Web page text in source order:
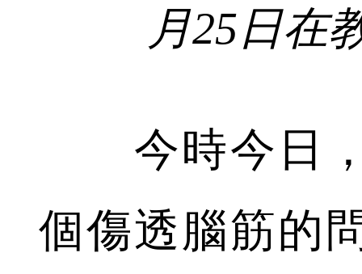
月25日在
今時今日，
個傷透腦筋的